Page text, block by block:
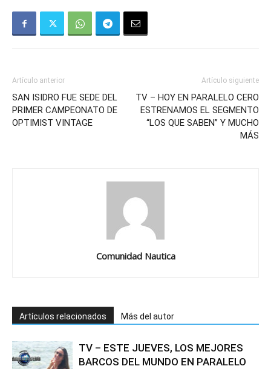
Artículo anterior
SAN ISIDRO FUE SEDE DEL
PRIMER CAMPEONATO DE
OPTIMIST VINTAGE
Artículo siguiente
TV – HOY EN PARALELO CERO
ESTRENAMOS EL SEGMENTO
“LOS QUE SABEN” Y MUCHO
MÁS
Comunidad Nautica
Artículos relacionados Más del autor
TV – ESTE JUEVES, LOS MEJORES
BARCOS DEL MUNDO EN PARALELO